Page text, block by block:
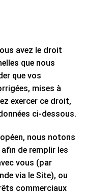
avez le droit
que nous
que vos
mises à
exercer ce droit,
ci-dessous.
nous notons
de remplir les
vous (par
via le Site), ou
commerciaux